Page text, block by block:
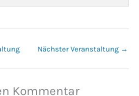
Nächster Veranstaltung →
Kommentar